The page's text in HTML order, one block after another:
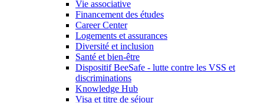
Vie associative
Financement des études
Career Center
Logements et assurances
Diversité et inclusion
Santé et bien-être
Dispositif BeeSafe - lutte contre les VSS et
discriminations
Knowledge Hub
Visa et titre de séjour